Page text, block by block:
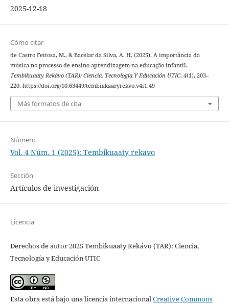
2025-12-18
Cómo citar
de Castro Feitosa, M., & Bacelar da Silva, A. H. (2025). A importância da
música no processo de ensino aprendizagem na educação infantil.
Tembikuaaty Rekávo (TAR): Ciencia, Tecnología Y Educación UTIC, 4(1), 203–
220. https://doi.org/10.63449/tembiakaaryrekvo.v4i1.49
Más formatos de cita
Número
Vol. 4 Núm. 1 (2025): Tembikuaaty rekavo
Sección
Artículos de investigación
Licencia
Derechos de autor 2025 Tembikuaaty Rekávo (TAR): Ciencia,
Tecnología y Educación UTIC
Esta obra está bajo una licencia internacionalCreative Commons